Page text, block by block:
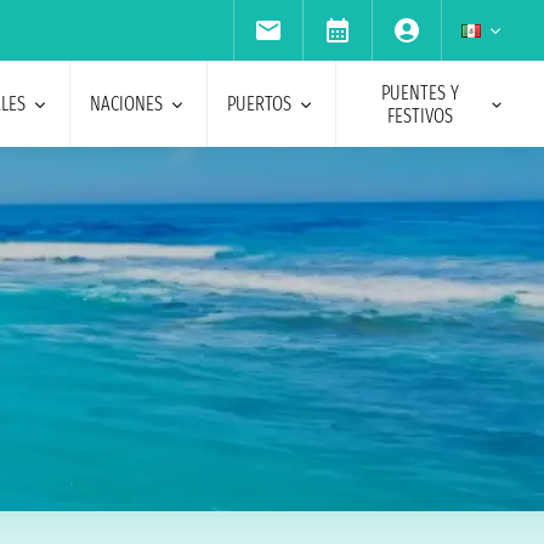
NACIONES PUERTOS
PUENTES Y
FESTIVOS